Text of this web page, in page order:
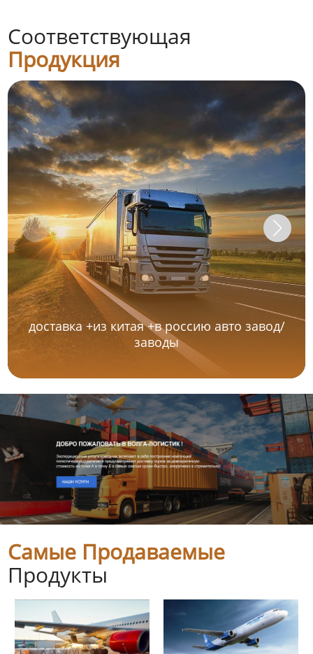
Соответствующая
Продукция
доставка +из китая +в россию авто завод/
заводы
Самые Продаваемые
Продукты